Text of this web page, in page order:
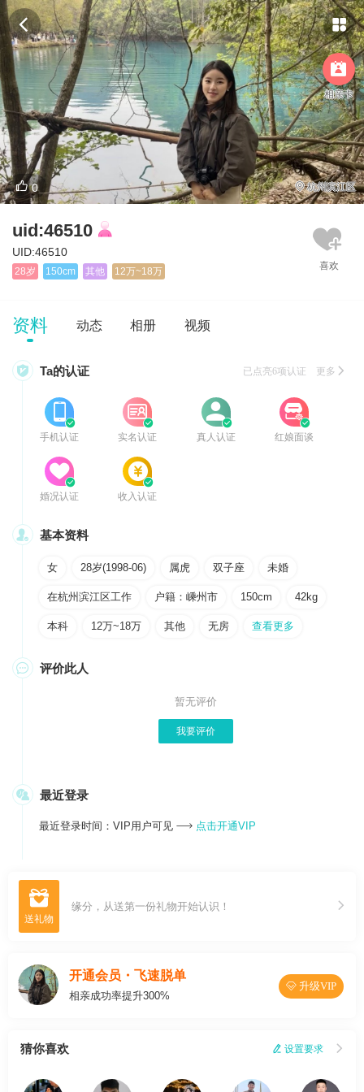
 

相亲卡
 0 杭州滨江区
uid:46510
UID:46510
28岁 150cm 其他 12万~18万
资料 动态 相册 视频
 Ta的认证 已点亮6项认证 更多

手机认证


实名认证


真人认证


红娘面谈


婚况认证


收入认证
 基本资料
女 28岁(1998-06) 属虎 双子座 未婚
在杭州滨江区工作 户籍：嵊州市 150cm 42kg
本科 12万~18万 其他 无房 查看更多
 评价此人
暂无评价
我要评价
 最近登录
最近登录时间：VIP用户可见  点击开通VIP
 缘分，从送第一份礼物开始认识！
开通会员・飞速脱单
相亲成功率提升300%
 升级VIP
猜你喜欢  设置要求 